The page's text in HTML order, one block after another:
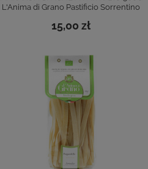
L'Anima di Grano Pastificio Sorrentino
15,00 zł